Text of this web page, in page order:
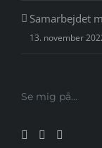
Samarbejdet
13. november
Se mig på…